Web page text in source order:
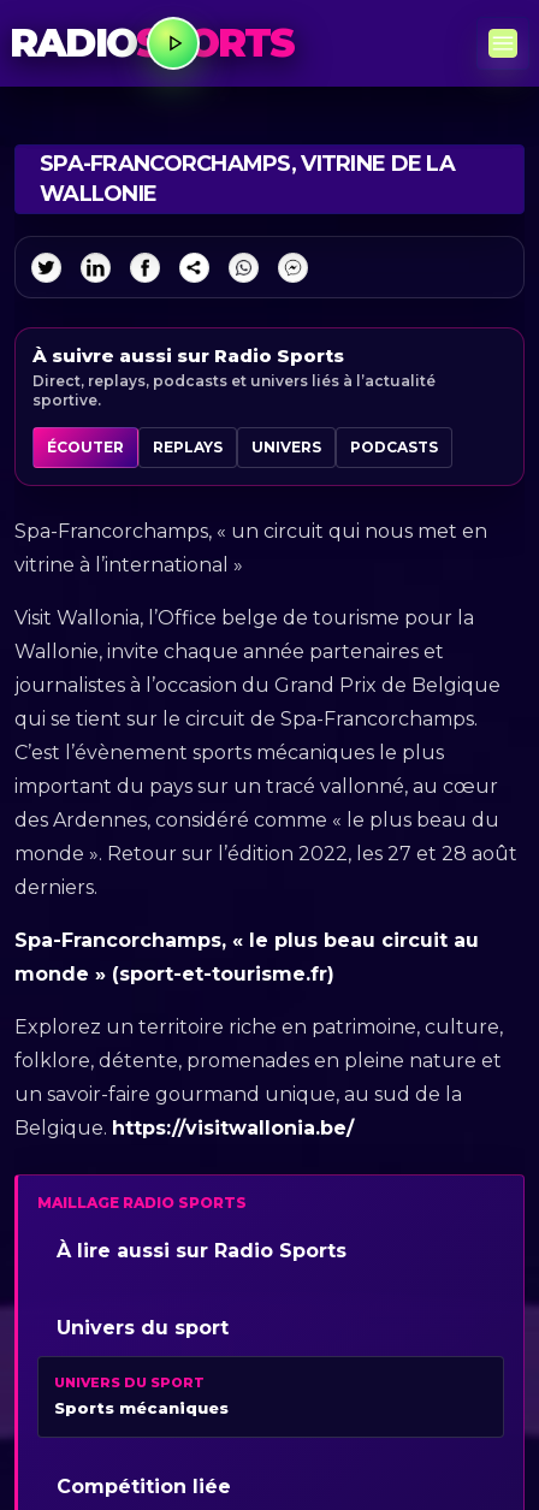
RADIOSPORTS
SPA-FRANCORCHAMPS, VITRINE DE LA
WALLONIE
À suivre aussi sur Radio Sports
Direct, replays, podcasts et univers liés à l’actualité
sportive.
ÉCOUTER REPLAYS UNIVERS PODCASTS
Spa-Francorchamps, « un circuit qui nous met en
vitrine à l’international »
Visit Wallonia, l’Office belge de tourisme pour la
Wallonie, invite chaque année partenaires et
journalistes à l’occasion du Grand Prix de Belgique
qui se tient sur le circuit de Spa-Francorchamps.
C’est l’évènement sports mécaniques le plus
important du pays sur un tracé vallonné, au cœur
des Ardennes, considéré comme « le plus beau du
monde ». Retour sur l’édition 2022, les 27 et 28 août
derniers.
Spa-Francorchamps, « le plus beau circuit au
monde » (sport-et-tourisme.fr)
Explorez un territoire riche en patrimoine, culture,
folklore, détente, promenades en pleine nature et
un savoir-faire gourmand unique, au sud de la
Belgique. https://visitwallonia.be/
MAILLAGE RADIO SPORTS
À lire aussi sur Radio Sports
Univers du sport
UNIVERS DU SPORT
Sports mécaniques
Compétition liée